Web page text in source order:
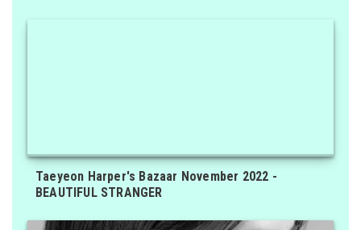
Taeyeon Harper's Bazaar November 2022 -
BEAUTIFUL STRANGER